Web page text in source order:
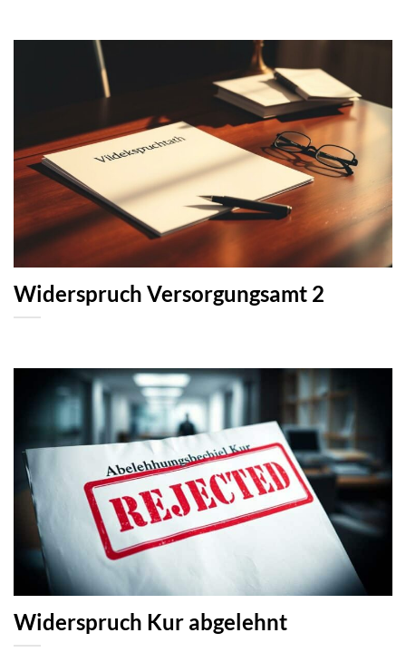
Widerspruch Versorgungsamt 2
Widerspruch Kur abgelehnt